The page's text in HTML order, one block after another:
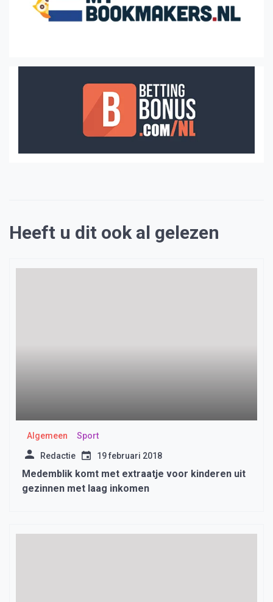
Heeft u dit ook al gelezen
Algemeen Sport
Redactie 19 februari 2018
Medemblik komt met extraatje voor kinderen uit
gezinnen met laag inkomen